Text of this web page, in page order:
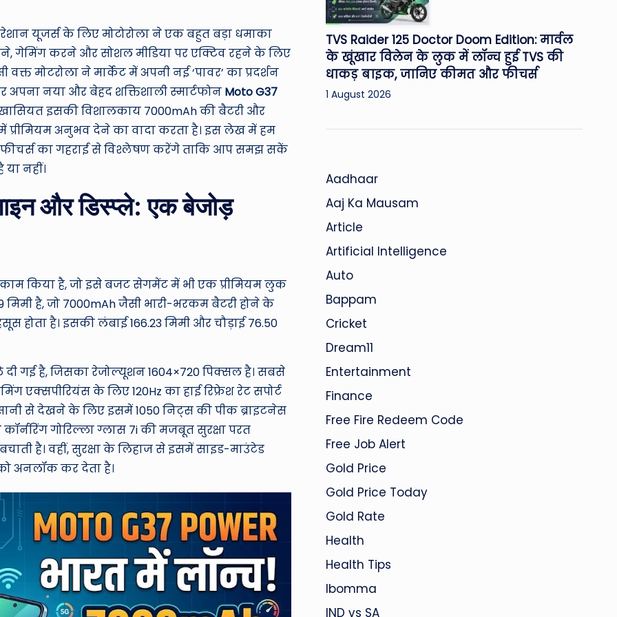
u
n
d
T
h
W
d
यूजर्स के लिए मोटोरोला ने एक बहुत बड़ा धमाका
करने और सोशल मीडिया पर एक्टिव रहने के लिए
मोटरोला ने मार्केट में अपनी नई ‘पावर’ का प्रदर्शन
अपना नया और बेहद शक्तिशाली स्मार्टफोन Moto G37
इसकी विशालकाय 7000mAh की बैटरी और
प्रीमियम अनुभव देने का वादा करता है। इस लेख में हम
का गहराई से विश्लेषण करेंगे ताकि आप समझ सकें
नहीं।
और डिस्प्ले: एक बेजोड़
किया है, जो इसे बजट सेगमेंट में भी एक प्रीमियम लुक
मिमी है, जो 7000mAh जैसी भारी-भरकम बैटरी होने के
है। इसकी लंबाई 166.23 मिमी और चौड़ाई 76.50
दी गई है, जिसका रेजोल्यूशन 1604×720 पिक्सल है। सबसे
एक्सपीरियंस के लिए 120Hz का हाई रिफ्रेश रेट सपोर्ट
से देखने के लिए इसमें 1050 निट्स की पीक ब्राइटनेस
गोरिल्ला ग्लास 7i की मजबूत सुरक्षा परत
है। वहीं, सुरक्षा के लिहाज से इसमें साइड-माउंटेड
अनलॉक कर देता है।
TVS Raider 125 Doctor Doom Edition: मार्वल
के खूंखार विलेन के लुक में लॉन्च हुई TVS की
धाकड़ बाइक, जानिए कीमत और फीचर्स
1 August 2026
Aadhaar
Aaj Ka Mausam
Article
Artificial Intelligence
Auto
Bappam
Cricket
Dream11
Entertainment
Finance
Free Fire Redeem Code
Free Job Alert
Gold Price
Gold Price Today
Gold Rate
Health
Health Tips
Ibomma
IND vs SA